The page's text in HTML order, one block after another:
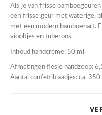
Als je van frisse
een frisse geur met waterige,
met een modern bamboehart.
viooltjes en tuberoos.
Inhoud handcrème: 50 ml
Afmetingen flesje handzeep:
Aantal confettiblaadjes: ca. 350